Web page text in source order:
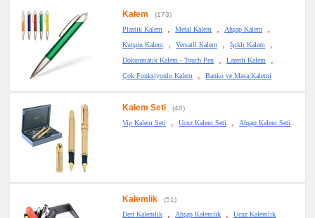
Kalem
(173)
Plastik Kalem
, Metal Kalem , Ahşap Kalem ,
Kurşun Kalem , Versatil Kalem , Işıklı Kalem ,
Dokunmatik Kalem - Touch Pen , Lazerli Kalem ,
Çok Fonksiyonlu Kalem , Banko ve Masa Kalemi
Kalem Seti
(48)
Vip Kalem Seti
, Ucuz Kalem Seti , Ahşap Kalem Seti
Kalemlik
(51)
Deri Kalemlik
, Ahşap Kalemlik , Ucuz Kalemlik